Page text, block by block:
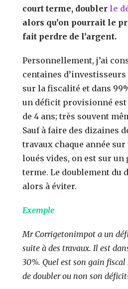
court terme, doubler le
alors qu’on pourrait le
fait perdre de l’argent.
Personnellement, j’ai
centaines
sur la fiscalité et dans
un déficit provisionné
de 4 ans; très souvent
Sauf à faire des dizaines
travaux chaque année
loués vides, on est sur
terme. Le doublement du
alors à éviter.
Exemple
Mr Corrigetonimpot a un
suite à des travaux. Il est
30%. Quel est son gain fiscal
de doubler ou non son